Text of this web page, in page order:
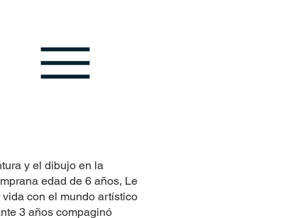
y el dibujo en la
edad de 6 años, Le
con el mundo artístico
3 años compaginó